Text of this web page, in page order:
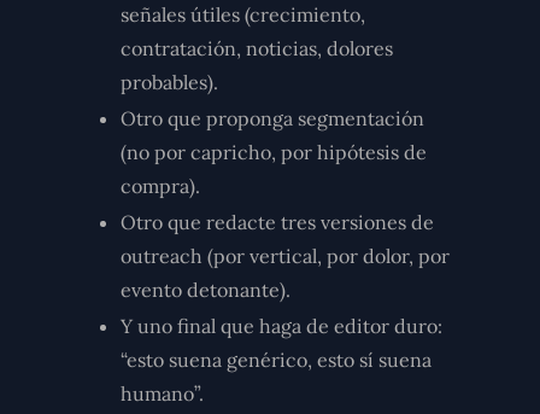
señales útiles (crecimiento,
contratación, noticias, dolores
probables).
Otro que proponga segmentación
(no por capricho, por hipótesis de
compra).
Otro que redacte tres versiones de
outreach (por vertical, por dolor, por
evento detonante).
Y uno final que haga de editor duro:
“esto suena genérico, esto sí suena
humano”.